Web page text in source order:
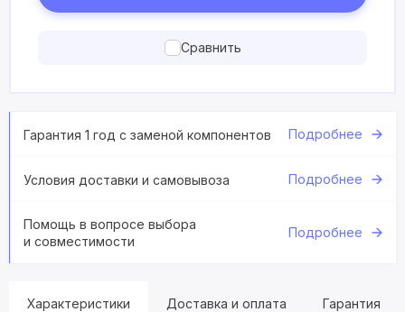
Сравнить
Гарантия 1 год с заменой компонентов Подробнее
Условия доставки и самовывоза Подробнее
Помощь в вопросе выбора
и совместимости
Подробнее
Характеристики Доставка и оплата Гарантия